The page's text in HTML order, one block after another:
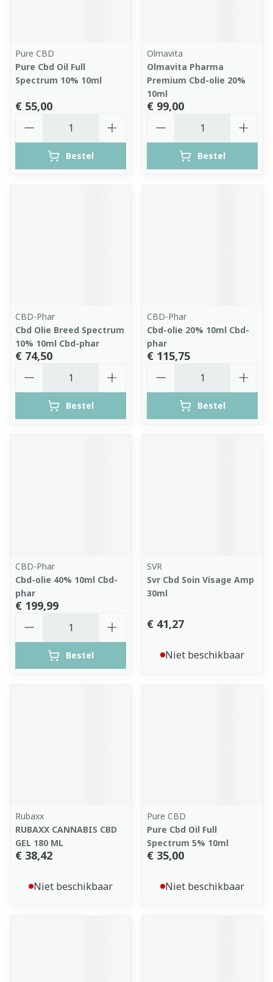
Pure CBD
Pure Cbd Oil Full
Spectrum 10% 10ml
€ 55,00
Bestel
Olmavita
Olmavita Pharma
Premium Cbd-olie 20%
10ml
€ 99,00
Bestel
CBD-Phar
Cbd Olie Breed Spectrum
10% 10ml Cbd-phar
€ 74,50
Bestel
CBD-Phar
Cbd-olie 20% 10ml Cbd-
phar
€ 115,75
Bestel
CBD-Phar
Cbd-olie 40% 10ml Cbd-
phar
€ 199,99
Bestel
SVR
Svr Cbd Soin Visage Amp
30ml
€ 41,27
Niet beschikbaar
Rubaxx
RUBAXX CANNABIS CBD
GEL 180 ML
€ 38,42
Niet beschikbaar
Pure CBD
Pure Cbd Oil Full
Spectrum 5% 10ml
€ 35,00
Niet beschikbaar